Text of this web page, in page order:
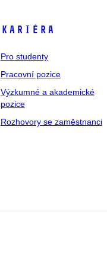
Kariéra
Pro studenty
Pracovní pozice
Výzkumné a akademické
pozice
Rozhovory se zaměstnanci